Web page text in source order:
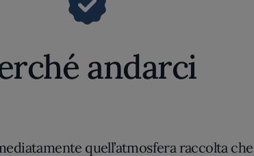
andarci
quell’atmosfera raccolta